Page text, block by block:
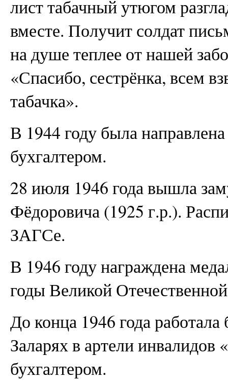
лист табачный утюгом
вместе. Получит солдат
на душе теплее от нашей
«Спасибо, сестрёнка, всем
табачка».
В 1944 году была направлена
бухгалтером.
28 июля 1946 года вышла
Фёдоровича (1925 г.р.).
ЗАГСе.
В 1946 году награждена
годы Великой
До конца 1946 года
Заларях в артели
бухгалтером.